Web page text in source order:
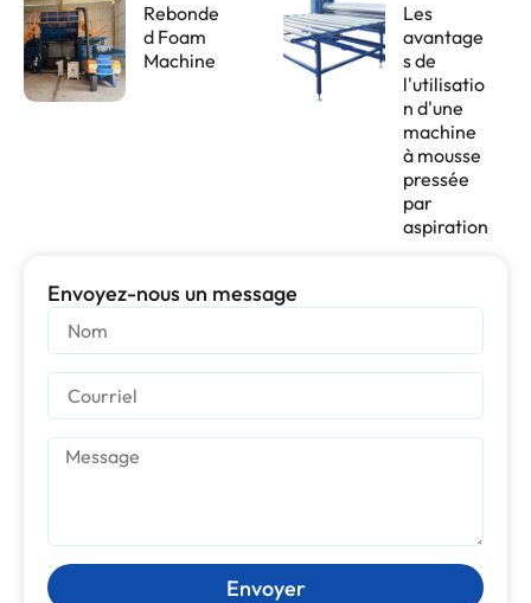
Rebonde
d Foam
Machine
Les
avantage
s de
l'utilisatio
n d'une
machine
à mousse
pressée
par
aspiration
Envoyez-nous un message
Envoyer